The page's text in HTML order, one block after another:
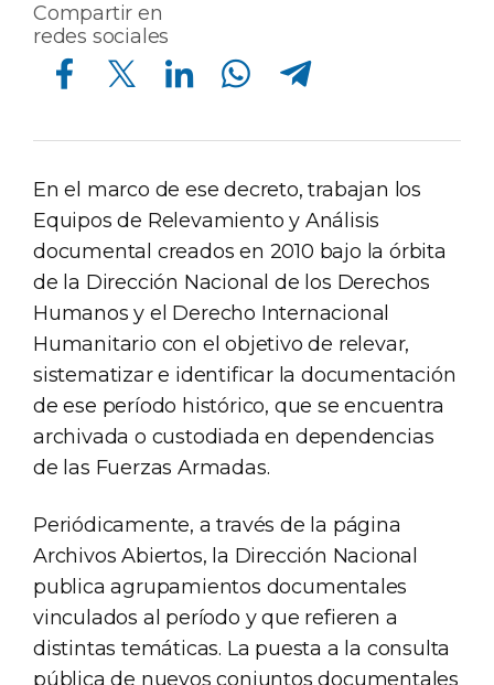
Compartir en
redes sociales
Compartir en Facebook Compartir en Twitter Compartir en Linkedin Compartir en Whatsapp Compartir en Telegram
En el marco de ese decreto, trabajan los
Equipos de Relevamiento y Análisis
documental creados en 2010 bajo la órbita
de la Dirección Nacional de los Derechos
Humanos y el Derecho Internacional
Humanitario con el objetivo de relevar,
sistematizar e identificar la documentación
de ese período histórico, que se encuentra
archivada o custodiada en dependencias
de las Fuerzas Armadas.
Periódicamente, a través de la página
Archivos Abiertos, la Dirección Nacional
publica agrupamientos documentales
vinculados al período y que refieren a
distintas temáticas. La puesta a la consulta
pública de nuevos conjuntos documentales